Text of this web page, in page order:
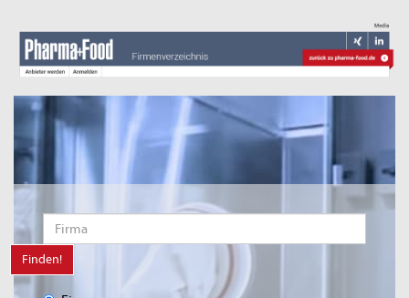
Finden!